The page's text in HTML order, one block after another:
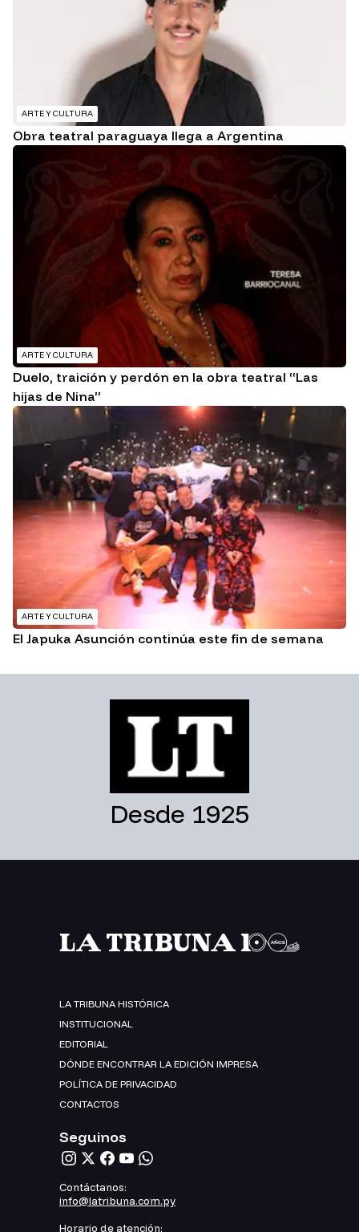
ARTE Y CULTURA
Obra teatral paraguaya llega a Argentina
ARTE Y CULTURA
Duelo, traición y perdón en la obra teatral “Las
hijas de Nina”
ARTE Y CULTURA
El Japuka Asunción continúa este fin de semana
Desde 1925
LA TRIBUNA HISTÓRICA
INSTITUCIONAL
EDITORIAL
DÓNDE ENCONTRAR LA EDICIÓN IMPRESA
POLÍTICA DE PRIVACIDAD
CONTACTOS
Seguinos
Contáctanos:
info@latribuna.com.py
Horario de atención: